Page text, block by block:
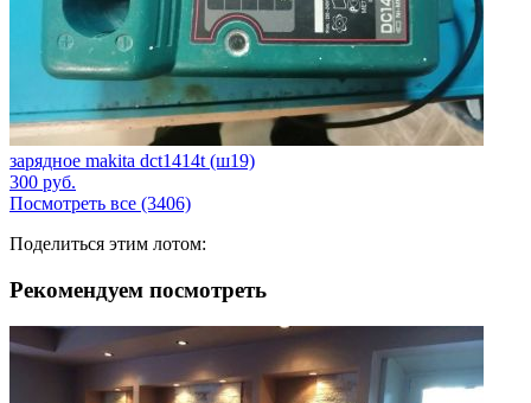
зарядное makita dct1414t (ш19)
300 руб.
Посмотреть все (3406)
Поделиться этим лотом:
Рекомендуем посмотреть